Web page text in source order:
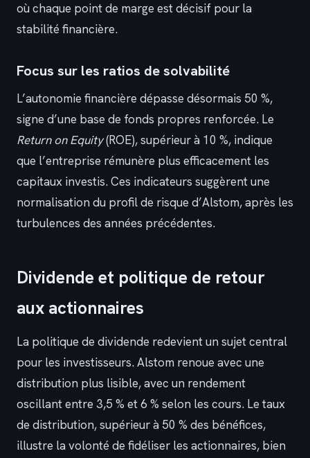
où chaque point de marge est décisif pour la
stabilité financière.
Focus sur les ratios de solvabilité
L’autonomie financière dépasse désormais 50 %,
signe d’une base de fonds propres renforcée. Le
Return on Equity(ROE), supérieur à 10 %, indique
que l’entreprise rémunère plus efficacement les
capitaux investis. Ces indicateurs suggèrent une
normalisation du profil de risque d’Alstom, après les
turbulences des années précédentes.
Dividende et politique de retour
aux actionnaires
La politique de dividende redevient un sujet central
pour les investisseurs. Alstom renoue avec une
distribution plus lisible, avec un rendement
oscillant entre 3,5 % et 6 % selon les cours. Le taux
de distribution, supérieur à 50 % des bénéfices,
illustre la volonté de fidéliser les actionnaires, bien